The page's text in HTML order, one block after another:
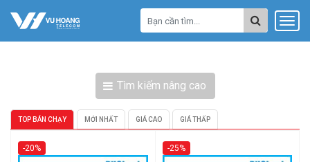
Tìm kiếm nâng cao
TOP BÁN CHẠY MỚI NHẤT GIÁ CAO GIÁ THẤP
-20% -25%